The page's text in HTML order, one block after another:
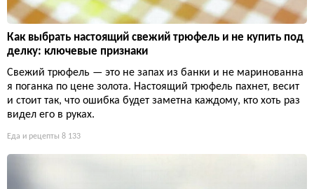
Как выбрать настоящий свежий трюфель и не купить под
делку: ключевые признаки
Свежий трюфель — это не запах из банки и не маринованна
я поганка по цене золота. Настоящий трюфель пахнет, весит
и стоит так, что ошибка будет заметна каждому, кто хоть раз
видел его в руках.
Еда и рецепты 8 133